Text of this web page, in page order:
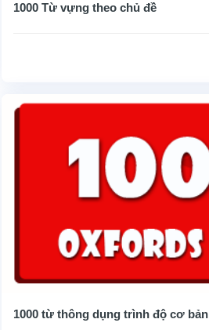
1000 Từ vựng theo chủ đề
1000 từ thông dụng trình độ cơ bản